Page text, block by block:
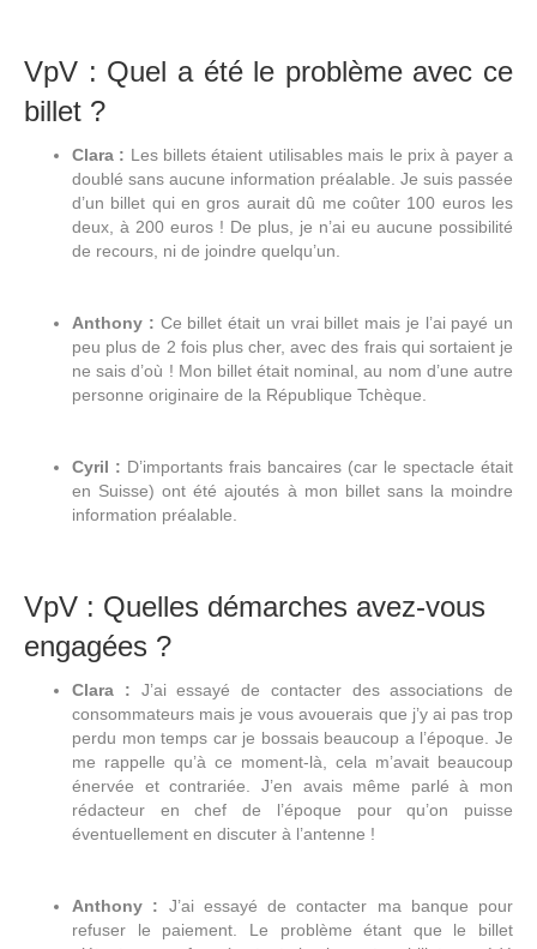
VpV : Quel a été le problème avec ce
billet ?
Clara : Les billets étaient utilisables mais le prix à payer a
doublé sans aucune information préalable. Je suis passée
d’un billet qui en gros aurait dû me coûter 100 euros les
deux, à 200 euros ! De plus, je n’ai eu aucune possibilité
de recours, ni de joindre quelqu’un.
Anthony : Ce billet était un vrai billet mais je l’ai payé un
peu plus de 2 fois plus cher, avec des frais qui sortaient je
ne sais d’où ! Mon billet était nominal, au nom d’une autre
personne originaire de la République Tchèque.
Cyril : D’importants frais bancaires (car le spectacle était
en Suisse) ont été ajoutés à mon billet sans la moindre
information préalable.
VpV : Quelles démarches avez-vous
engagées ?
Clara : J’ai essayé de contacter des associations de
consommateurs mais je vous avouerais que j’y ai pas trop
perdu mon temps car je bossais beaucoup a l’époque. Je
me rappelle qu’à ce moment-là, cela m’avait beaucoup
énervée et contrariée. J’en avais même parlé à mon
rédacteur en chef de l’époque pour qu’on puisse
éventuellement en discuter à l’antenne !
Anthony : J’ai essayé de contacter ma banque pour
refuser le paiement. Le problème étant que le billet